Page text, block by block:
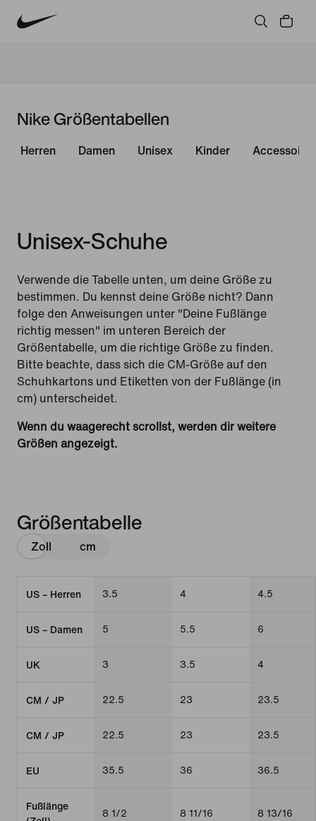
Nike Größentabellen
Herren Damen Unisex Kinder Accessoires
Unisex-Schuhe
Verwende die Tabelle unten, um deine Größe zu
bestimmen. Du kennst deine Größe nicht? Dann
folge den Anweisungen unter "Deine Fußlänge
richtig messen" im unteren Bereich der
Größentabelle, um die richtige Größe zu finden.
Bitte beachte, dass sich die CM-Größe auf den
Schuhkartons und Etiketten von der Fußlänge (in
cm) unterscheidet.
Wenn du waagerecht scrollst, werden dir weitere
Größen angezeigt.
Größentabelle
Zoll cm
US – Herren 3.5 4 4.5
US – Damen 5 5.5 6
UK 3 3.5 4
CM / JP 22.5 23 23.5
CM / JP 22.5 23 23.5
EU 35.5 36 36.5
Fußlänge
8 1/2 8 11/16 8 13/16